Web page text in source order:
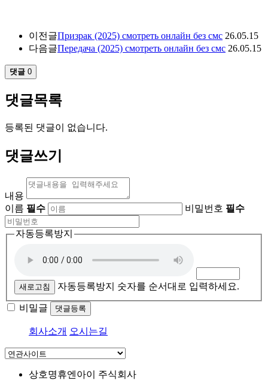
이전글Призрак (2025) смотреть онлайн без смс 26.05.15
다음글Передача (2025) смотреть онлайн без смс 26.05.15
댓글 0
댓글목록
등록된 댓글이 없습니다.
댓글쓰기
내용
이름 필수 비밀번호 필수
자동등록방지
새로고침 자동등록방지 숫자를 순서대로 입력하세요.
비밀글 댓글등록
회사소개 오시는길
상호명휴엔아이 주식회사